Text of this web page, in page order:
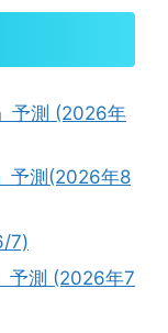
予測 (2026年
予測(2026年8
7)
予測 (2026年7